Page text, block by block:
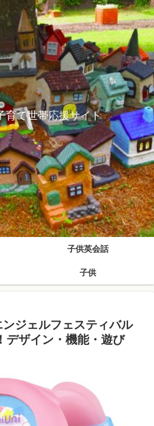
育て世帯応援サイト
子供英会話
子供
ジェルフェスティバル
デザイン・機能・遊び